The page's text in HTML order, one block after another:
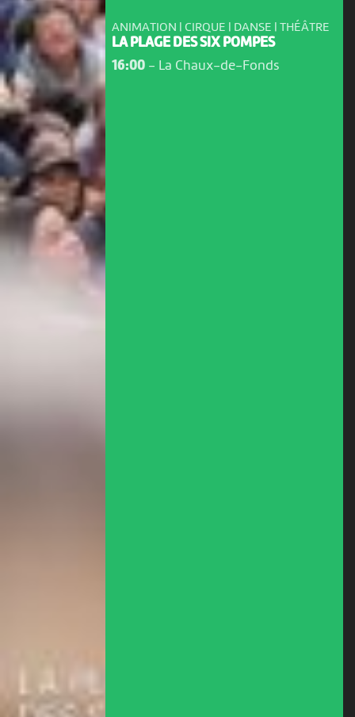
ANIMATION | CIRQUE | DANSE | THÉÂTRE
LA PLAGE DES SIX POMPES
16:00- La Chaux-de-Fonds